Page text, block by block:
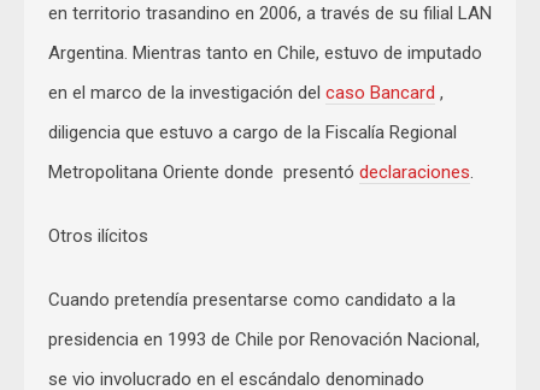
en territorio trasandino en 2006, a través de su filial LAN
Argentina. Mientras tanto en Chile, estuvo de imputado
en el marco de la investigación del caso Bancard ,
diligencia que estuvo a cargo de la Fiscalía Regional
Metropolitana Oriente donde presentó declaraciones.
Otros ilícitos
Cuando pretendía presentarse como candidato a la
presidencia en 1993 de Chile por Renovación Nacional,
se vio involucrado en el escándalo denominado